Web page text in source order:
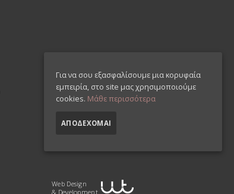
Web Design
& Development
Για να σου εξασφαλίσουμε μια κορυφαία
εμπειρία, στο site μας χρησιμοποιούμε
cookies. Μάθε περισσότερα
ΑΠΟΔΈΧΟΜΑΙ